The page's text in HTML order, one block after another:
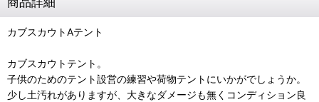
カブスカウトAテント
カブスカウトテント。
子供のためのテント設営の練習や荷物テントにいかがでしょうか。
少し土汚れがありますが、大きなダメージも無くコンディション良